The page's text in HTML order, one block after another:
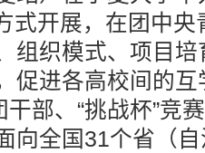
式开展，在团中
组织模式、项目
促进各高校间的
部、“挑战杯”竞
向全国31个省（